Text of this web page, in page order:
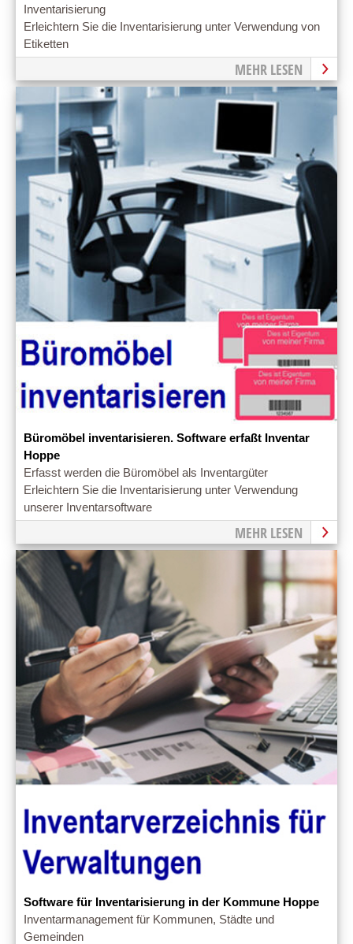
Inventarisierung
Erleichtern Sie die Inventarisierung unter Verwendung von
Etiketten
MEHR LESEN
Büromöbel inventarisieren. Software erfaßt Inventar
Hoppe
Erfasst werden die Büromöbel als Inventargüter
Erleichtern Sie die Inventarisierung unter Verwendung
unserer Inventarsoftware
MEHR LESEN
Software für Inventarisierung in der Kommune Hoppe
Inventarmanagement für Kommunen, Städte und
Gemeinden